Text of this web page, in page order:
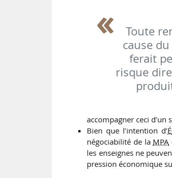
Toute
cause du
ferait
risque
accompagner ceci
Bien que l’intention d’
négociabilité de la MPA
les enseignes ne
pression économique